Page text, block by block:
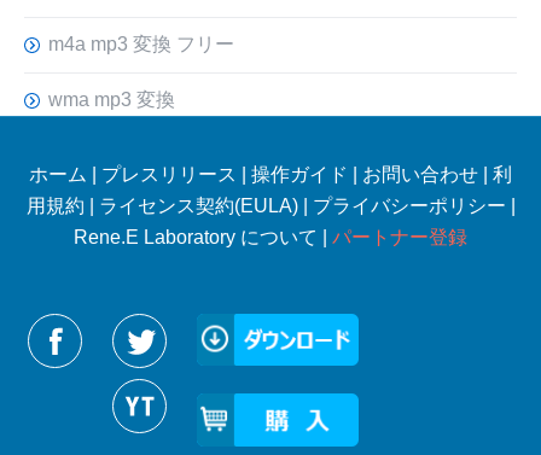
m4a mp3 変換 フリー
wma mp3 変換
ホーム プレスリリース 操作ガイド お問い合わせ
利
用規約
ライセンス契約(EULA)| プライバシーポリシー
Rene.E Laboratory について | パートナー登録
Reneelabをフォローする